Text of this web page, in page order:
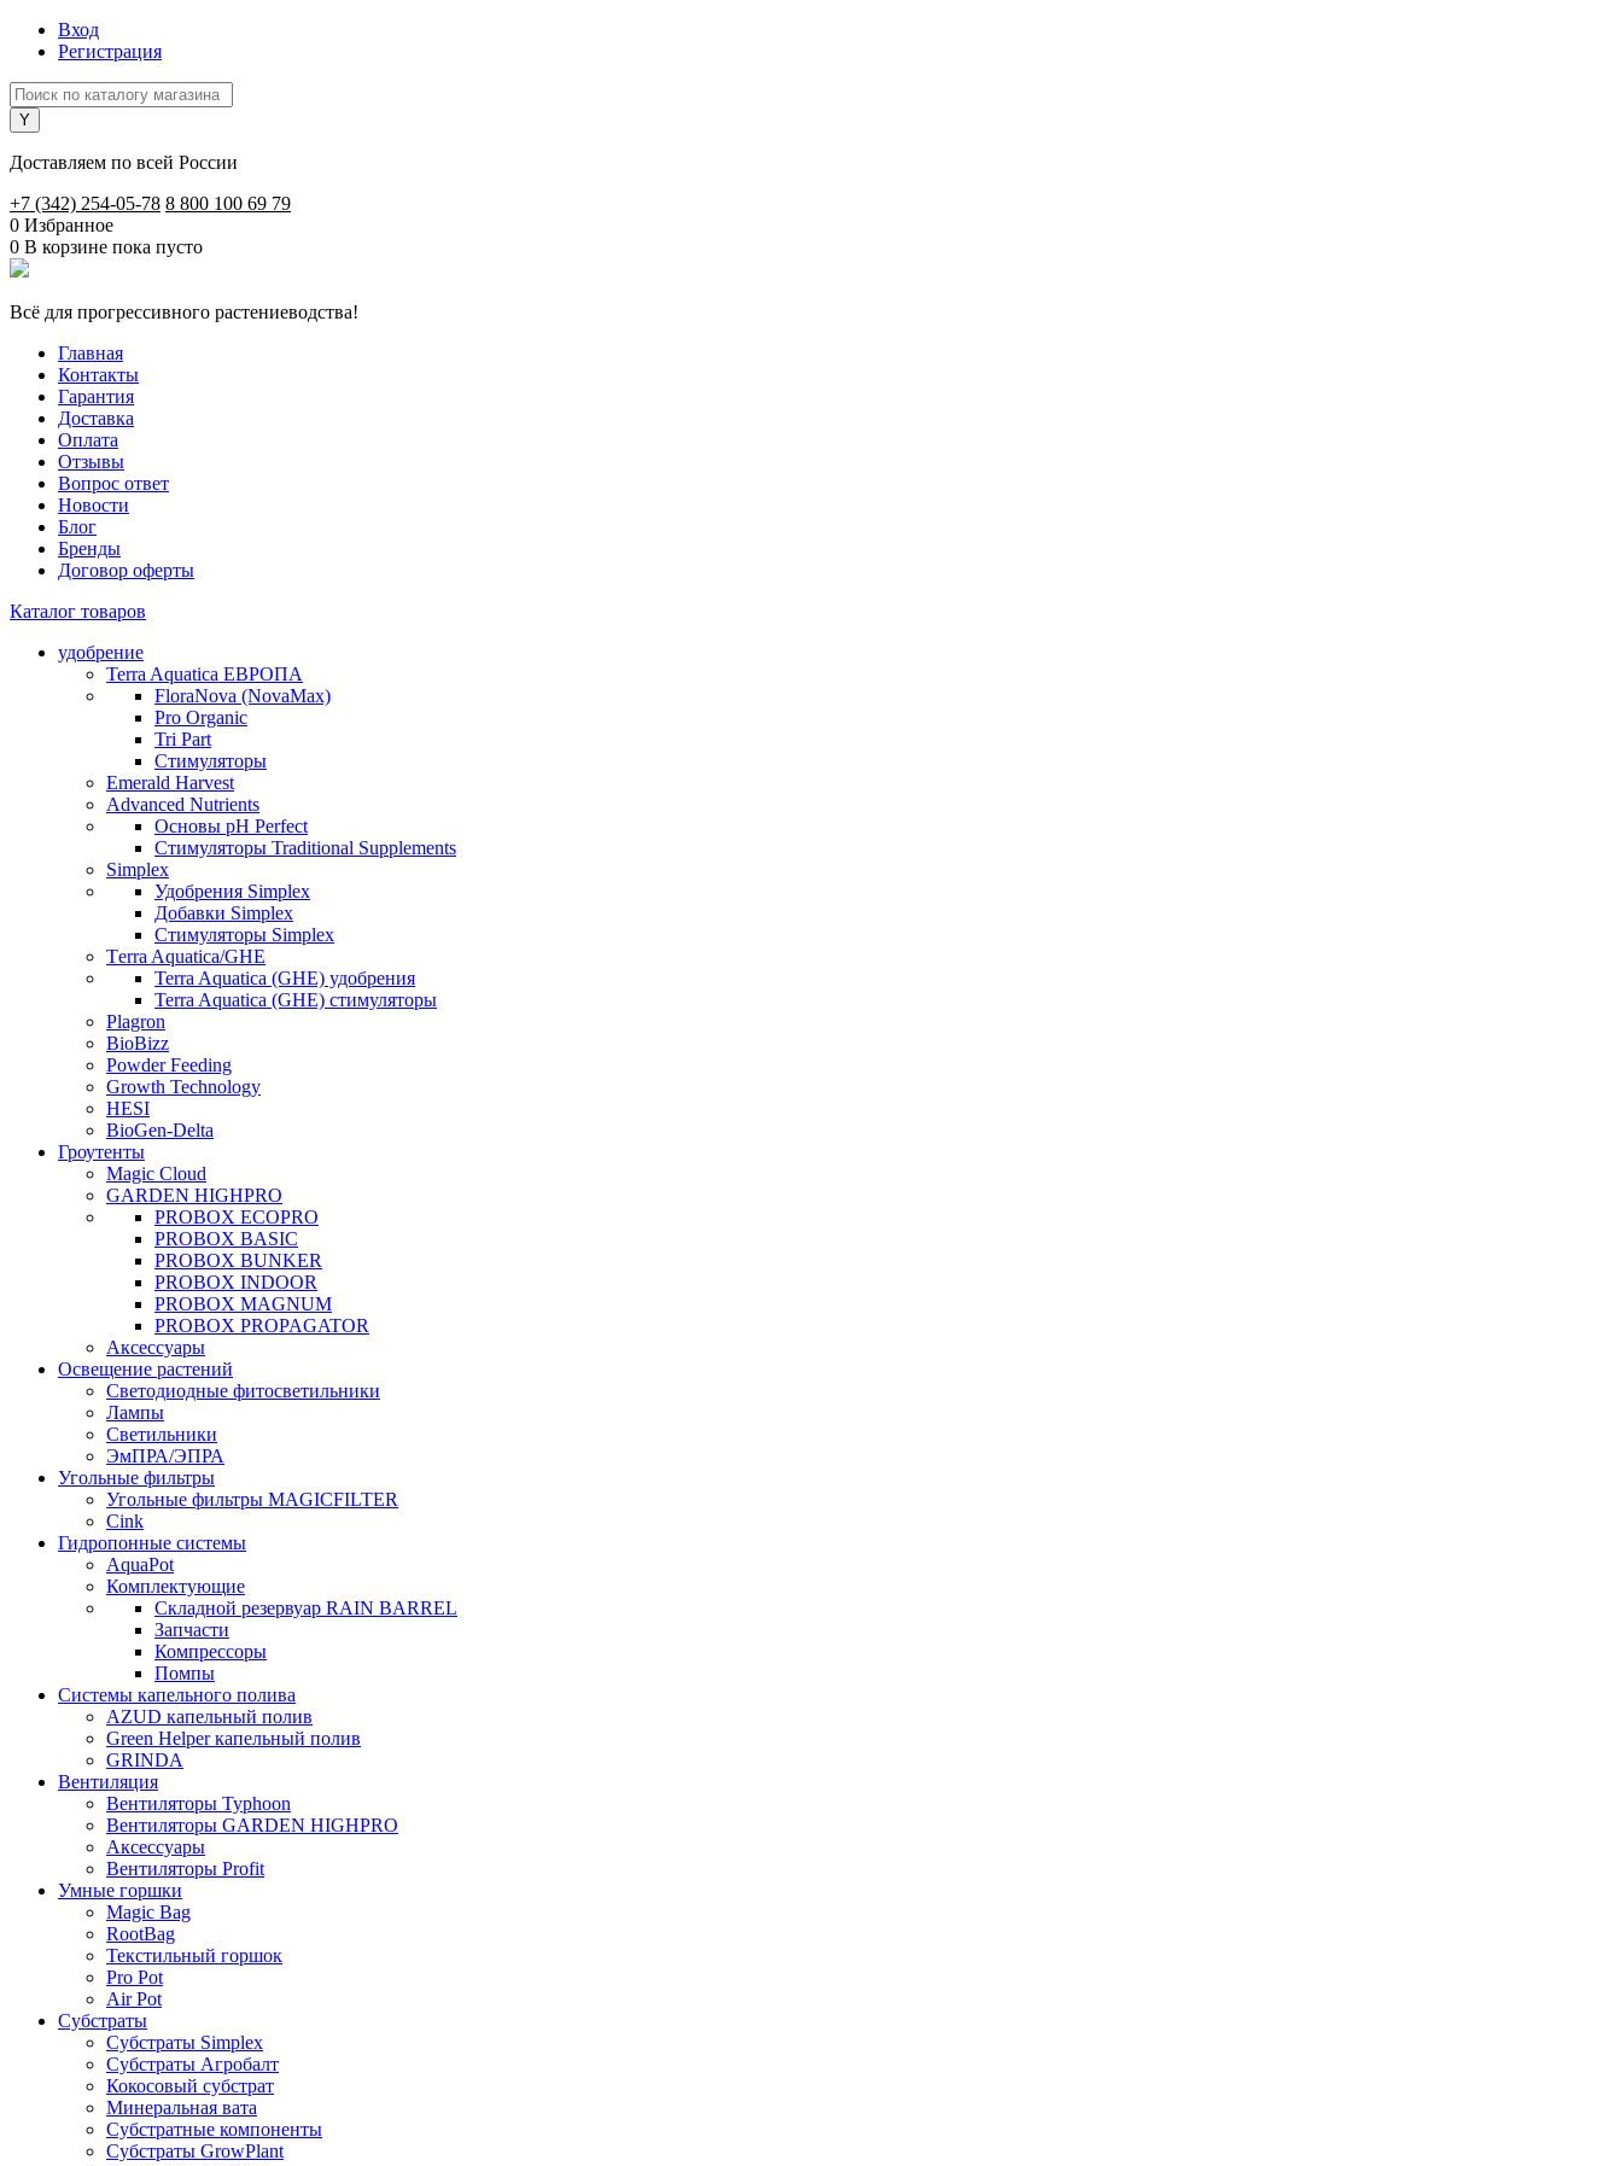
Вход
Регистрация
Доставляем по всей России
+7 (342) 254-05-78 8 800 100 69 79
0 Избранное
0 В корзине пока пусто
Всё для прогрессивного растениеводства!
Главная
Контакты
Гарантия
Доставка
Оплата
Отзывы
Вопрос ответ
Новости
Блог
Бренды
Договор оферты
Каталог товаров
удобрение
Terra Aquatica ЕВРОПА
FloraNova (NovaMax)
Pro Organic
Tri Part
Стимуляторы
Emerald Harvest
Advanced Nutrients
Основы pH Perfect
Стимуляторы Traditional Supplements
Simplex
Удобрения Simplex
Добавки Simplex
Стимуляторы Simplex
Тerra Aquatica/GHE
Terra Aquatica (GHE) удобрения
Terra Aquatica (GHE) стимуляторы
Plagron
BioBizz
Powder Feeding
Growth Technology
HESI
BioGen-Delta
Гроутенты
Magic Cloud
GARDEN HIGHPRO
PROBOX ECOPRO
PROBOX BASIC
PROBOX BUNKER
PROBOX INDOOR
PROBOX MAGNUM
PROBOX PROPAGATOR
Аксессуары
Освещение растений
Светодиодные фитосветильники
Лампы
Светильники
ЭмПРА/ЭПРА
Угольные фильтры
Угольные фильтры MAGICFILTER
Cink
Гидропонные системы
AquaPot
Комплектующие
Складной резервуар RAIN BARREL
Запчасти
Компрессоры
Помпы
Системы капельного полива
AZUD капельный полив
Green Helper капельный полив
GRINDA
Вентиляция
Вентиляторы Typhoon
Вентиляторы GARDEN HIGHPRO
Аксессуары
Вентиляторы Profit
Умные горшки
Magic Bag
RootBag
Текстильный горшок
Pro Pot
Air Pot
Субстраты
Субстраты Simplex
Субстраты Агробалт
Кокосовый субстрат
Минеральная вата
Субстратные компоненты
Субстраты GrowPlant